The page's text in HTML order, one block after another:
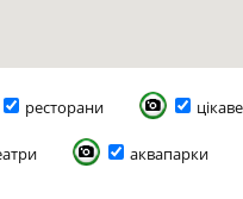
ресторани цікаве
аквапарки